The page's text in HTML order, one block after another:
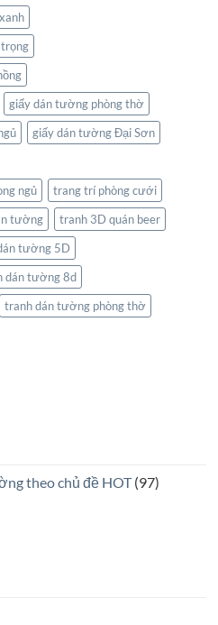
giấy dán tường phòng thờ
giấy dán tường Đại Sơn
ngủ
trang trí phòng cưới
tường
tranh 3D quán beer
tường 5D
dán tường 8d
tranh dán tường phòng thờ
theo chủ đề HOT(97)